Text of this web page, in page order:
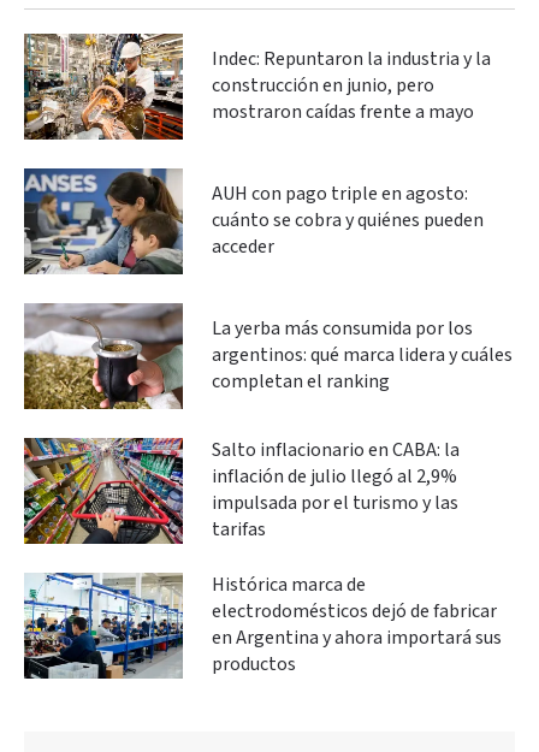
Indec: Repuntaron la industria y la
construcción en junio, pero
mostraron caídas frente a mayo
AUH con pago triple en agosto:
cuánto se cobra y quiénes pueden
acceder
La yerba más consumida por los
argentinos: qué marca lidera y cuáles
completan el ranking
Salto inflacionario en CABA: la
inflación de julio llegó al 2,9%
impulsada por el turismo y las
tarifas
Histórica marca de
electrodomésticos dejó de fabricar
en Argentina y ahora importará sus
productos